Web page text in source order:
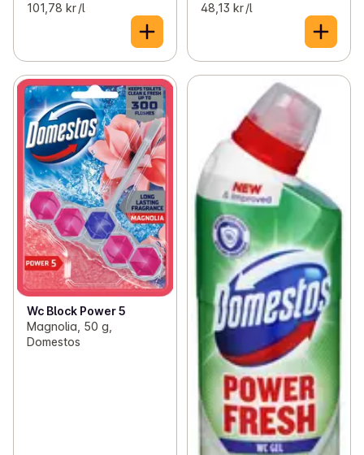
101,78 kr /l 48,13 kr /l
Wc Block Power 5
Magnolia, 50 g,
Domestos